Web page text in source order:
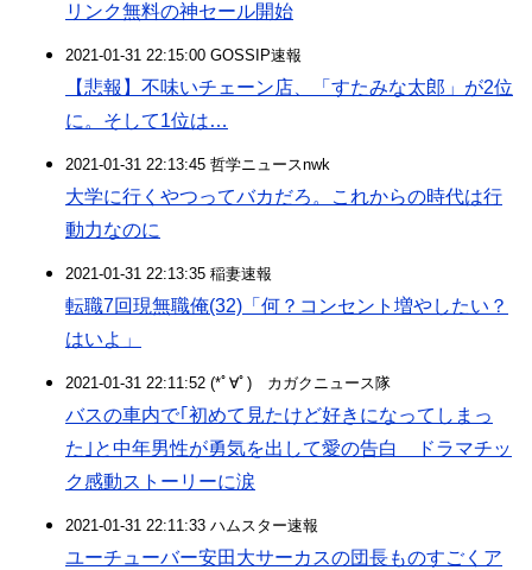
リンク無料の神セール開始
2021-01-31 22:15:00 GOSSIP速報
【悲報】不味いチェーン店、「すたみな太郎」が2位
に。そして1位は…
2021-01-31 22:13:45 哲学ニュースnwk
大学に行くやつってバカだろ。これからの時代は行
動力なのに
2021-01-31 22:13:35 稲妻速報
転職7回現無職俺(32)「何？コンセント増やしたい？
はいよ」
2021-01-31 22:11:52 (*ﾟ∀ﾟ)ゞカガクニュース隊
バスの車内で｢初めて見たけど好きになってしまっ
た｣と中年男性が勇気を出して愛の告白 ドラマチッ
ク感動ストーリーに涙
2021-01-31 22:11:33 ハムスター速報
ユーチューバー安田大サーカスの団長ものすごくア